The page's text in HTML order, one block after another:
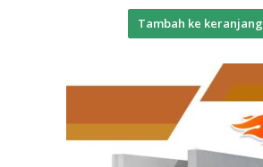
Tambah ke keranjang